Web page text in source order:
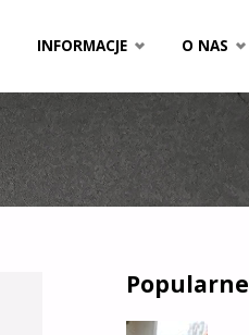
INFORMACJE O NAS
Popularne